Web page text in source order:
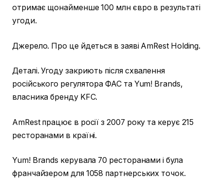
отримає щонайменше 100 млн євро в результаті
угоди.
Джерело. Про це йдеться в заяві AmRest Holding.
Деталі. Угоду закриють після схвалення
російського регулятора ФАС та Yum! Brands,
власника бренду KFC.
AmRest працює в росії з 2007 року та керує 215
ресторанами в країні.
Yum! Brands керувала 70 ресторанами і була
франчайзером для 1058 партнерських точок.